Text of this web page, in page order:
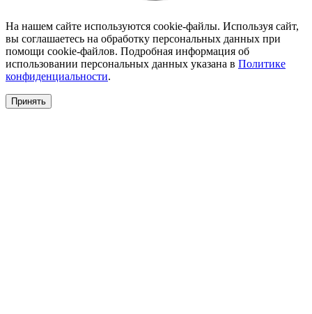
На нашем сайте используются cookie-файлы. Используя сайт,
вы соглашаетесь на обработку персональных данных при
помощи cookie-файлов. Подробная информация об
использовании персональных данных указана в Политике
конфиденциальности.
Принять